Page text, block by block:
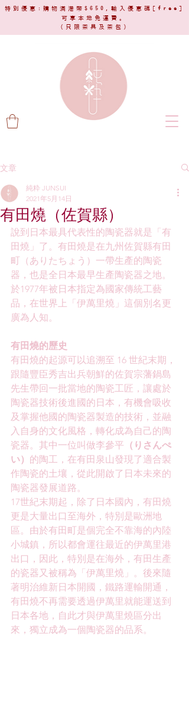
特別優惠:購物滿港幣$650,輸入優惠碼[ free ]
可享本地免運費。
(只限茶具及茶包)​
文章
有田燒（佐賀縣）
純粋 JUNSUI
2021年5月14日
說到日本最具代表性的陶瓷器就是「有
田燒」了。有田燒是在九州佐賀縣有田
町（ありたちょう）一帶生產的陶瓷
器，也是全日本最早生產陶瓷器之地。
於1977年被日本指定為國家傳統工藝
品，在世界上「伊萬里燒」這個別名更
廣為人知。
有田燒的歷史
有田燒的起源可以追溯至 16 世紀末期，
跟隨豐臣秀吉出兵朝鮮的佐賀宗藩鍋島
先生帶回一批當地的陶瓷工匠，讓處於
陶瓷器技術後進國的日本，有機會吸收
及掌握他國的陶瓷器製造的技術，並融
入自身的文化風格，轉化成為自己的陶
瓷器。其中一位叫做李參平 （りさんぺ
い） 的陶工，在有田泉山發現了適合製
作陶瓷的土壤，從此開啟了日本未來的
陶瓷器發展道路。
17世紀末期起，除了日本國內，有田燒
更是大量出口至海外，特別是歐洲地
區。由於有田町是個完全不靠海的內陸
小城鎮，所以都會運往最近的伊萬里港
出口，因此，特別是在海外，有田生產
的瓷器又被稱為「伊萬里燒」。後來隨
著明治維新日本開國，鐵路運輸開通，
有田燒不再需要透過伊萬里就能運送到
日本各地，自此才與伊萬里燒區分出
來，獨立成為一個陶瓷器的品系。